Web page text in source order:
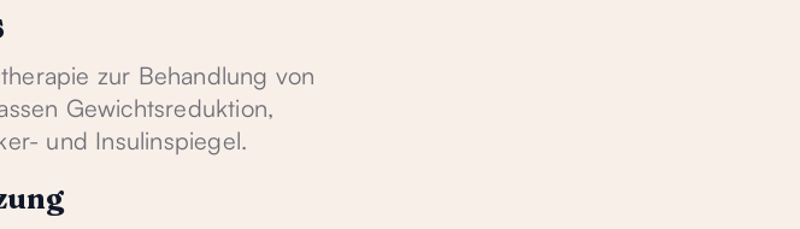
zur Behandlung von
Gewichtsreduktion,
und Insulinspiegel.